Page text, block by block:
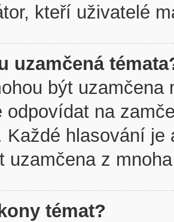
kteří uživatelé
uzamčená
být uzamčena
odpovídat na
Každé hlasování
uzamčena z
témat?